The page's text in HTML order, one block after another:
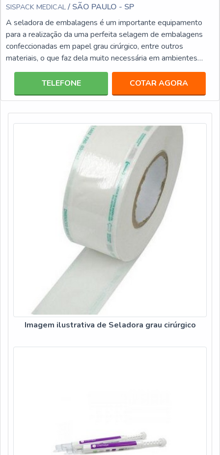
SISPACK MEDICAL / SÃO PAULO - SP
A seladora de embalagens é um importante equipamento
para a realização da uma perfeita selagem de embalagens
confeccionadas em papel grau cirúrgico, entre outros
materiais, o que faz dela muito necessária em ambientes
hospitalares, clínicas, laboratórios, entre outros.Informações
importantes sobre esses produtos No mercado são
comercializados os mais diversos modelos de seladoras de
modelos delas: Seladora de pedal: como próprio nome já
TELEFONE COTAR AGORA
Imagem ilustrativa de Seladora grau cirúrgico